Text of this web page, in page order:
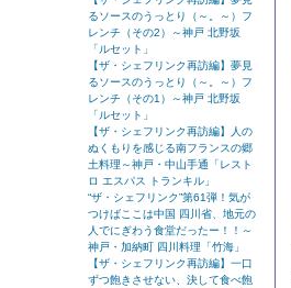
るソースのうっとり（～。～）フ
レンチ（その2）～神戸 北野坂
「ルセット」
【ザ・シェフリンク再訪編】夢見
るソースのうっとり（～。～）フ
レンチ（その1）～神戸 北野坂
「ルセット」
【ザ・シェフリンク再訪編】人の
ぬくもりを感じる南フランスの郷
土料理～神戸・中山手通「レスト
ロ エスパス トランキル」
“ザ・シェフリンク”第61弾！気が
つけばここは中国 四川省、地元の
人でにぎわう食堂だったー！！～
神戸・加納町 四川料理「竹海」
【ザ・シェフリンク再訪編】一口
ずつ飽きさせない、決して食べ飽